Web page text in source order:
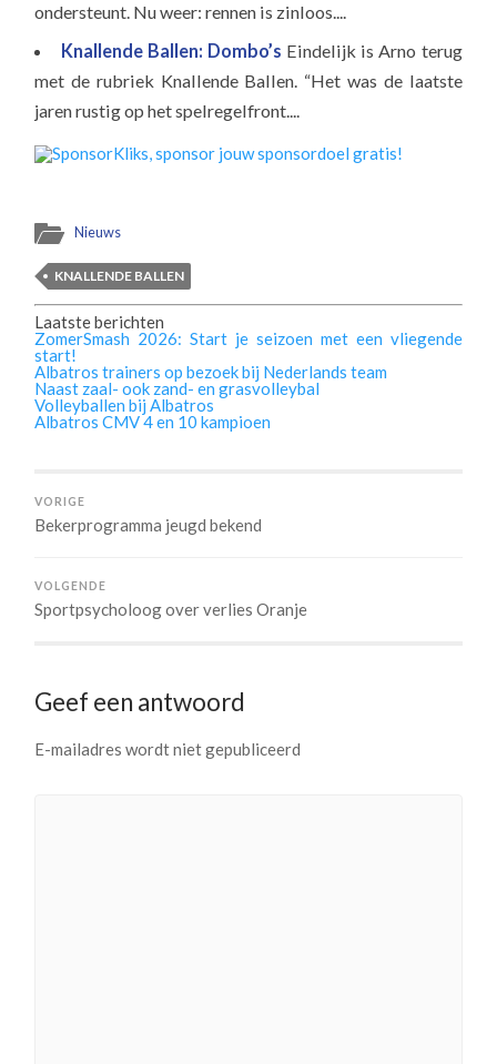
ondersteunt. Nu weer: rennen is zinloos....
Knallende Ballen: Dombo’s Eindelijk is Arno terug
met de rubriek Knallende Ballen. “Het was de laatste
jaren rustig op het spelregelfront....
Nieuws
KNALLENDE BALLEN
Laatste berichten
ZomerSmash 2026: Start je seizoen met een vliegende
start!
Albatros trainers op bezoek bij Nederlands team
Naast zaal- ook zand- en grasvolleybal
Volleyballen bij Albatros
Albatros CMV 4 en 10 kampioen
VORIGE
Bekerprogramma jeugd bekend
VOLGENDE
Sportpsycholoog over verlies Oranje
Geef een antwoord
E-mailadres wordt niet gepubliceerd